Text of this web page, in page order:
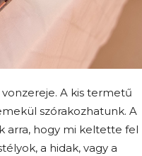
A kis termetű
szórakozhatunk. A
arra, hogy mi keltette fel
a hidak, vagy a